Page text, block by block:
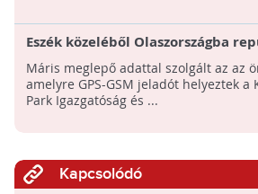
Eszék közeléből Olaszországba
Bogyóka, a jeladós kanalasgém
Máris meglepő adattal szolgált az az
amelyre GPS-GSM jeladót helyeztek a
Park Igazgatóság és ...
Kapcsolódó